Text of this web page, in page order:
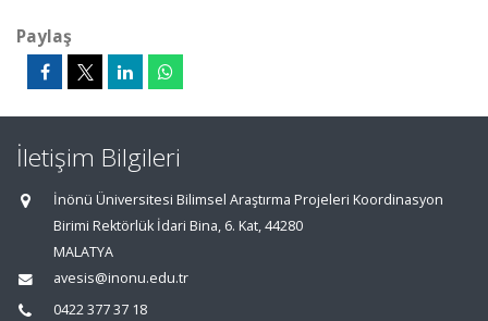
Paylaş
İletişim Bilgileri
İnönü Üniversitesi Bilimsel Araştırma Projeleri Koordinasyon
Birimi Rektörlük İdari Bina, 6. Kat, 44280
MALATYA
avesis@inonu.edu.tr
0422 377 37 18